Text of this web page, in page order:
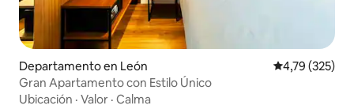
Departamento en León Calificación
4,79 (325)
Gran Apartamento con Estilo Único
Ubicación · Valor · Calma